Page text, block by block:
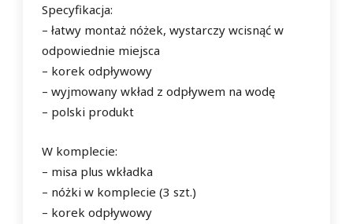
Specyfikacja:
– łatwy montaż nóżek, wystarczy wcisnąć w
odpowiednie miejsca
– korek odpływowy
– wyjmowany wkład z odpływem na wodę
– polski produkt
W komplecie:
– misa plus wkładka
– nóżki w komplecie (3 szt.)
– korek odpływowy